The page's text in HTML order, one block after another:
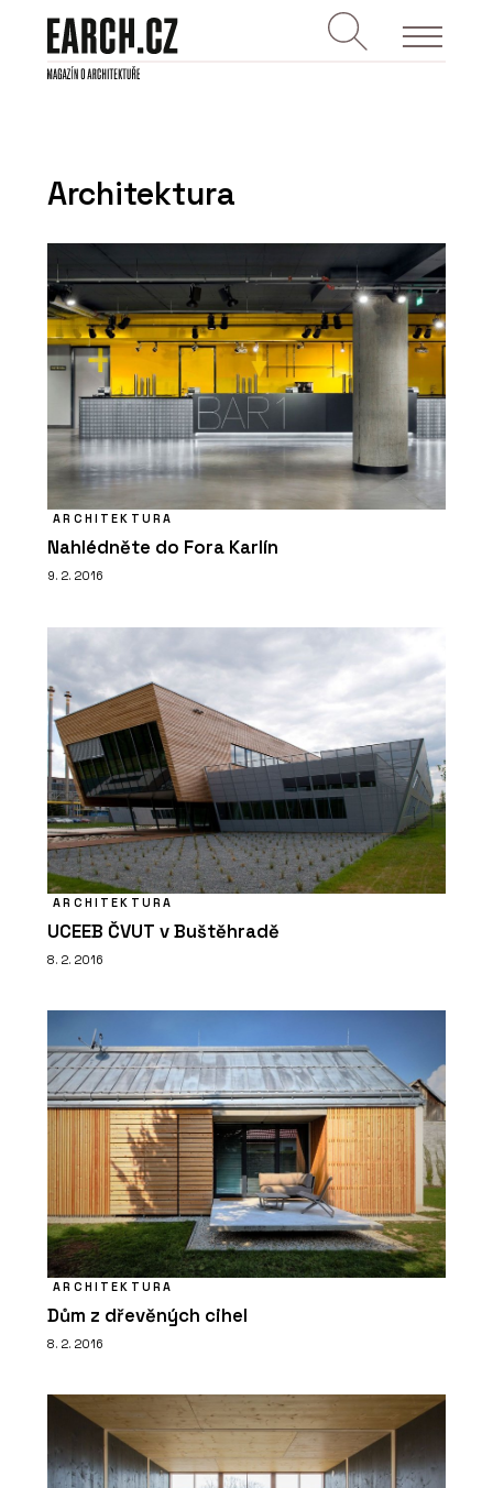
Architektura
ARCHITEKTURA
Nahlédněte do Fora Karlín
9. 2. 2016
ARCHITEKTURA
UCEEB ČVUT v Buštěhradě
8. 2. 2016
ARCHITEKTURA
Dům z dřevěných cihel
8. 2. 2016